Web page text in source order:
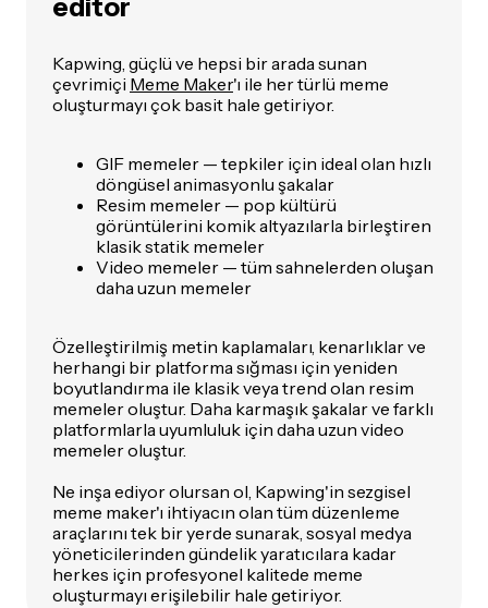
editör
Kapwing, güçlü ve hepsi bir arada sunan
çevrimiçi Meme Maker'ı ile her türlü meme
oluşturmayı çok basit hale getiriyor.
GIF memeler — tepkiler için ideal olan hızlı
döngüsel animasyonlu şakalar
Resim memeler — pop kültürü
görüntülerini komik altyazılarla birleştiren
klasik statik memeler
Video memeler — tüm sahnelerden oluşan
daha uzun memeler
Özelleştirilmiş metin kaplamaları, kenarlıklar ve
herhangi bir platforma sığması için yeniden
boyutlandırma ile klasik veya trend olan resim
memeler oluştur. Daha karmaşık şakalar ve farklı
platformlarla uyumluluk için daha uzun video
memeler oluştur.
Ne inşa ediyor olursan ol, Kapwing'in sezgisel
meme maker'ı ihtiyacın olan tüm düzenleme
araçlarını tek bir yerde sunarak, sosyal medya
yöneticilerinden gündelik yaratıcılara kadar
herkes için profesyonel kalitede meme
oluşturmayı erişilebilir hale getiriyor.